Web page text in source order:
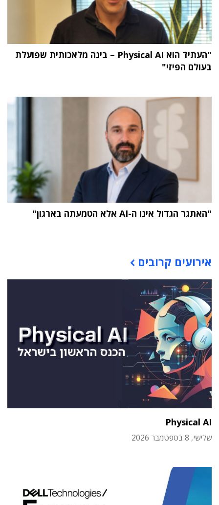
"העתיד הוא Physical AI – בינה מלאכותית שפועלת
בעולם הפיזי"
"האתגר הגדול אינו ה-AI אלא הטמעתה בארגון"
אירועים קרובים
Physical AI
שלישי, 8 בספטמבר 2026